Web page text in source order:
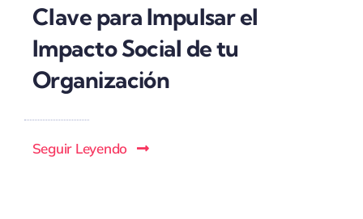
Clave para Impulsar el
Impacto Social de tu
Organización
Seguir Leyendo